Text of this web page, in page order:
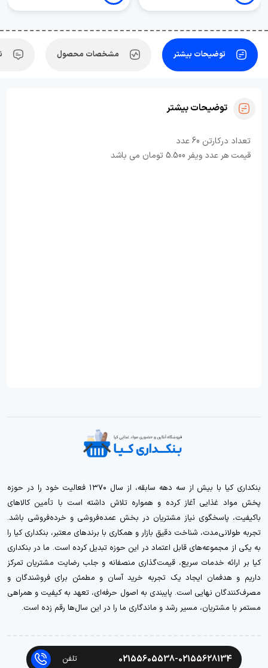
توضیحات بیشتر مشخصات محصول
توضیحات بیشتر
تعداد درکارتن 60 عدد
قیمت هر عدد ویفر 5.500 تومان می باشد
بنکداری کیا با بیش از سه دهه سابقه، از سال ۱۳۷۰ فعالیت خود را در حوزه
پخش مواد غذایی آغاز کرده و همواره تلاش داشته است با تأمین کالاهای
باکیفیت، پاسخگوی نیاز مشتریان در بخش عمده‌فروشی و خرده‌فروشی باشد.
تجربه طولانی‌مدت، شناخت دقیق بازار و همکاری با برندهای معتبر، بنکداری کیا را
به یکی از مجموعه‌های قابل اعتماد در این حوزه تبدیل کرده است. ما در بنکداری
کیا بر ارائه خدمات سریع، قیمت‌گذاری منصفانه و جلب رضایت مشتریان تمرکز
داریم و هدفمان ایجاد یک تجربه خرید آسان و مطمئن برای فروشندگان و
مصرف‌کنندگان نهایی است. پایبندی به اصول حرفه‌ای، تعهد به کیفیت و همراهی
مستمر با مشتریان، مسیر رشد و ماندگاری ما را در این سال‌ها رقم زده است.
02155605538-02155628134 تلفن